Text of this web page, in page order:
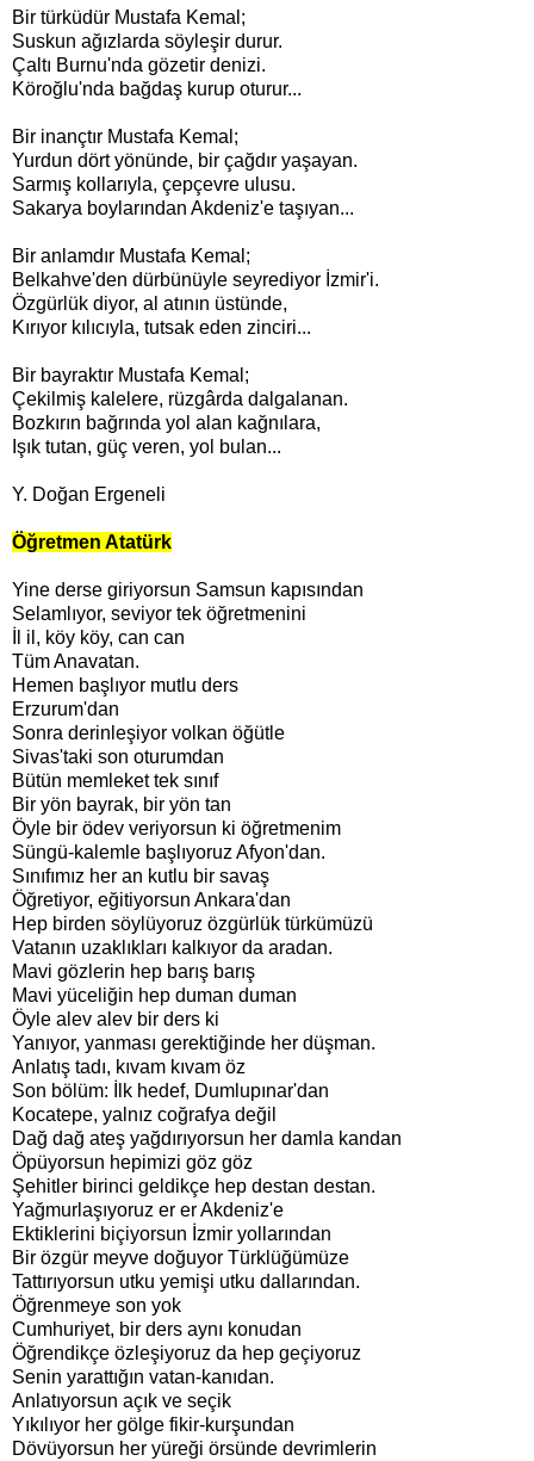
Bir türküdür Mustafa Kemal;
Suskun ağızlarda söyleşir durur.
Çaltı Burnu'nda gözetir denizi.
Köroğlu'nda bağdaş kurup oturur...
Bir inançtır Mustafa Kemal;
Yurdun dört yönünde, bir çağdır yaşayan.
Sarmış kollarıyla, çepçevre ulusu.
Sakarya boylarından Akdeniz'e taşıyan...
Bir anlamdır Mustafa Kemal;
Belkahve'den dürbünüyle seyrediyor İzmir'i.
Özgürlük diyor, al atının üstünde,
Kırıyor kılıcıyla, tutsak eden zinciri...
Bir bayraktır Mustafa Kemal;
Çekilmiş kalelere, rüzgârda dalgalanan.
Bozkırın bağrında yol alan kağnılara,
Işık tutan, güç veren, yol bulan...
Y. Doğan Ergeneli
Öğretmen Atatürk
Yine derse giriyorsun Samsun kapısından
Selamlıyor, seviyor tek öğretmenini
İl il, köy köy, can can
Tüm Anavatan.
Hemen başlıyor mutlu ders
Erzurum'dan
Sonra derinleşiyor volkan öğütle
Sivas'taki son oturumdan
Bütün memleket tek sınıf
Bir yön bayrak, bir yön tan
Öyle bir ödev veriyorsun ki öğretmenim
Süngü-kalemle başlıyoruz Afyon'dan.
Sınıfımız her an kutlu bir savaş
Öğretiyor, eğitiyorsun Ankara'dan
Hep birden söylüyoruz özgürlük türkümüzü
Vatanın uzaklıkları kalkıyor da aradan.
Mavi gözlerin hep barış barış
Mavi yüceliğin hep duman duman
Öyle alev alev bir ders ki
Yanıyor, yanması gerektiğinde her düşman.
Anlatış tadı, kıvam kıvam öz
Son bölüm: İlk hedef, Dumlupınar'dan
Kocatepe, yalnız coğrafya değil
Dağ dağ ateş yağdırıyorsun her damla kandan
Öpüyorsun hepimizi göz göz
Şehitler birinci geldikçe hep destan destan.
Yağmurlaşıyoruz er er Akdeniz'e
Ektiklerini biçiyorsun İzmir yollarından
Bir özgür meyve doğuyor Türklüğümüze
Tattırıyorsun utku yemişi utku dallarından.
Öğrenmeye son yok
Cumhuriyet, bir ders aynı konudan
Öğrendikçe özleşiyoruz da hep geçiyoruz
Senin yarattığın vatan-kanıdan.
Anlatıyorsun açık ve seçik
Yıkılıyor her gölge fikir-kurşundan
Dövüyorsun her yüreği örsünde devrimlerin